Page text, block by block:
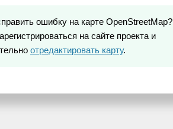
ошибку на карте OpenStreetMap?
на сайте проекта и
отредактировать карту.